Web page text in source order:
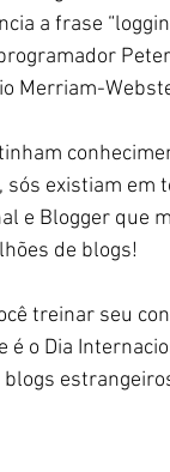
a frase
Merriam-
existiam em
e Blogger que
de blogs!
treinar seu
é o Dia